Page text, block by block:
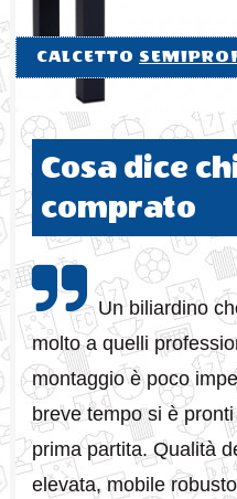
CALCETTO
Cosa dice
comprato
Un biliardino
molto a quelli
montaggio è poco
breve tempo si è
prima partita. Qualità
elevata, mobile